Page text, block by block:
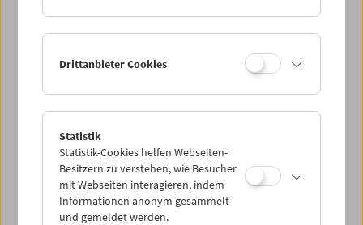
Films You Cannot See Elsewhere Amos-Vogel-
Atlas Kapitel 13:
Pasolini Wüst. Filme und Gespräch
Drittanbieter Cookies
Statistik
Statistik-Cookies helfen Webseiten-
Besitzern zu verstehen, wie Besucher
mit Webseiten interagieren, indem
Informationen anonym gesammelt
und gemeldet werden.